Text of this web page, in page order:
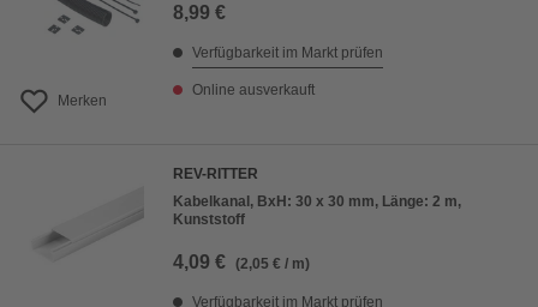
Merken
8,99 €
Verfügbarkeit im Markt prüfen
Online ausverkauft
REV-RITTER
Kabelkanal, BxH: 30 x 30 mm, Länge: 2 m,
Kunststoff
4,09 € (2,05 € / m)
Verfügbarkeit im Markt prüfen